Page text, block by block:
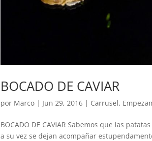
BOCADO DE CAVIAR
por Marco | Jun 29, 2016 | Carrusel,
BOCADO DE CAVIAR Sabemos que las
a su vez se dejan acompañar